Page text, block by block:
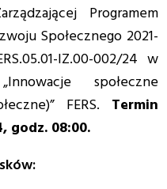
Programem
Społecznego 2021-
IZ.00-002/24 w
społeczne
FERS. Termin
godz. 08:00.